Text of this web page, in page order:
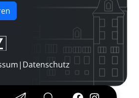
| Datenschutz